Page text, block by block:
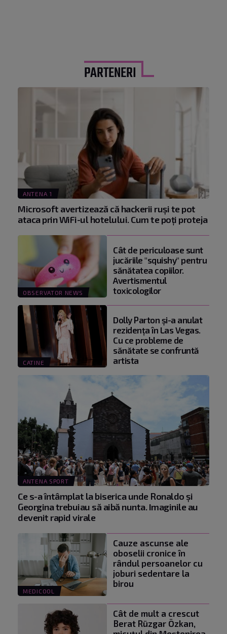
PARTENERI
ANTENA 1
Microsoft avertizează că hackerii ruși te pot
ataca prin WiFi-ul hotelului. Cum te poți proteja
OBSERVATOR NEWS
Cât de periculoase sunt
jucăriile "squishy" pentru
sănătatea copiilor.
Avertismentul
toxicologilor
CATINE
Dolly Parton și-a anulat
rezidența în Las Vegas.
Cu ce probleme de
sănătate se confruntă
artista
ANTENA SPORT
Ce s-a întâmplat la biserica unde Ronaldo şi
Georgina trebuiau să aibă nunta. Imaginile au
devenit rapid virale
MEDICOOL
Cauze ascunse ale
oboselii cronice în
rândul persoanelor cu
joburi sedentare la
birou
Cât de mult a crescut
Berat Rüzgar Özkan,